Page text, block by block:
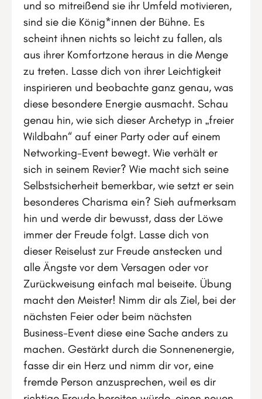
und so mitreißend sie ihr Umfeld motivieren,
sind sie die König*innen der Bühne. Es
scheint ihnen nichts so leicht zu fallen, als
aus ihrer Komfortzone heraus in die Menge
zu treten. Lasse dich von ihrer Leichtigkeit
inspirieren und beobachte ganz genau, was
diese besondere Energie ausmacht. Schau
genau hin, wie sich dieser Archetyp in „freier
Wildbahn“ auf einer Party oder auf einem
Networking-Event bewegt. Wie verhält er
sich in seinem Revier? Wie macht sich seine
Selbstsicherheit bemerkbar, wie setzt er sein
besonderes Charisma ein? Sieh aufmerksam
hin und werde dir bewusst, dass der Löwe
immer der Freude folgt. Lasse dich von
dieser Reiselust zur Freude anstecken und
alle Ängste vor dem Versagen oder vor
Zurückweisung einfach mal beiseite. Übung
macht den Meister! Nimm dir als Ziel, bei der
nächsten Feier oder beim nächsten
Business-Event diese eine Sache anders zu
machen. Gestärkt durch die Sonnenenergie,
fasse dir ein Herz und nimm dir vor, eine
fremde Person anzusprechen, weil es dir